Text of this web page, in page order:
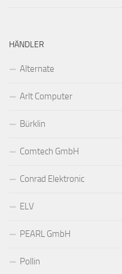
HÄNDLER
Alternate
Arlt Computer
Bürklin
Comtech GmbH
Conrad Elektronic
ELV
PEARL GmbH
Pollin